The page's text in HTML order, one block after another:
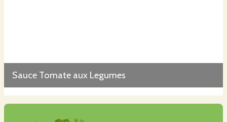
Sauce Tomate aux Legumes